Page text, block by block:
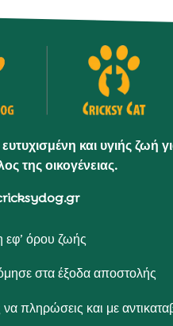
και υγιής ζωή
της οικογένειας.
εφ’ όρου ζωής
στα έξοδα αποστολής
πληρώσεις και με